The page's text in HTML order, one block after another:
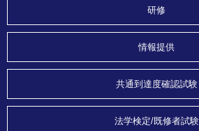
研修
情報提供
共通到達度確認試験
法学検定/既修者試験